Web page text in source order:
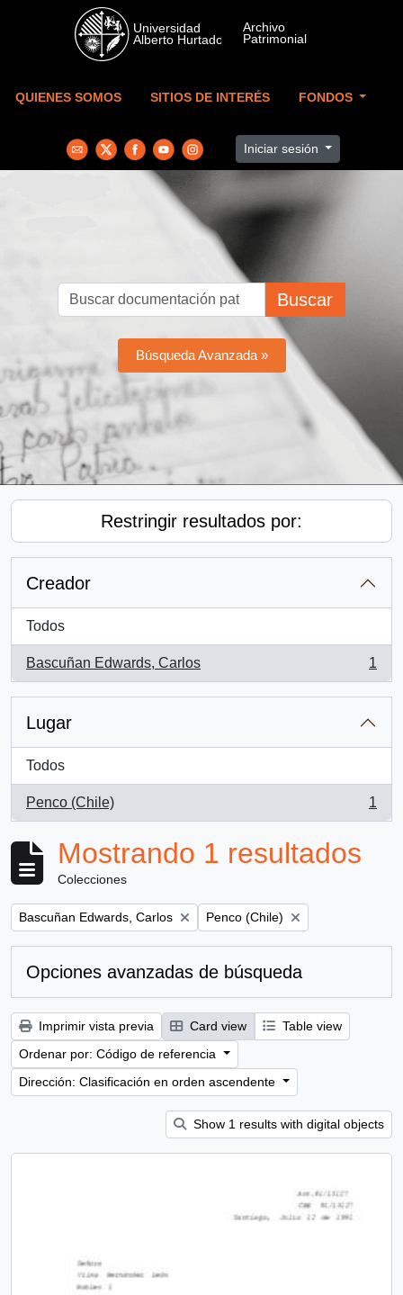
Skip to main content
QUIENES SOMOS SITIOS DE INTERÉS FONDOS
Iniciar sesión
Buscar
Búsqueda Avanzada »
Restringir resultados por:
Creador
Todos
Bascuñan Edwards, Carlos
, 1 resultados
1
Lugar
Todos
Penco (Chile)
, 1 resultados
1
Mostrando 1 resultados
Colecciones
Remove filter:
Bascuñan Edwards, Carlos Remove filter:
Penco (Chile)
Opciones avanzadas de búsqueda
Imprimir vista previa Card view
Table view
Ordenar por: Código de referencia
Dirección: Clasificación en orden ascendente
Show 1 results with digital objects